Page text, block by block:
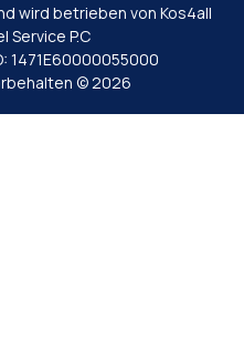
wird betrieben von Kos4all
Service P.C
1471Ε60000055000
© 2026